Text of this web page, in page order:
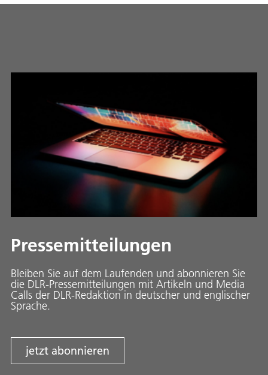
Pressemitteilungen
Bleiben Sie auf dem Laufenden und abonnieren Sie
die DLR-Pressemitteilungen mit Artikeln und Media
Calls der DLR-Redaktion in deutscher und englischer
Sprache.
jetzt abonnieren